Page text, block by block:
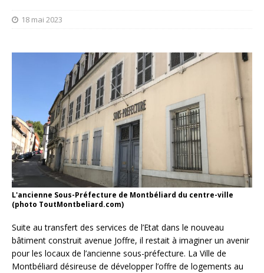
18 mai 2023
L'ancienne Sous-Préfecture de Montbéliard du centre-ville
(photo ToutMontbeliard.com)
Suite au transfert des services de l’Etat dans le nouveau
bâtiment construit avenue Joffre, il restait à imaginer un avenir
pour les locaux de l’ancienne sous-préfecture. La Ville de
Montbéliard désireuse de développer l’offre de logements au